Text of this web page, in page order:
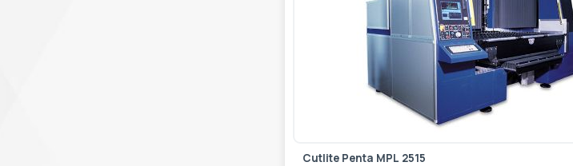
Cutlite Penta MPL 2515